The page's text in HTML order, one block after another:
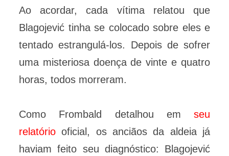
Ao acordar, cada vítima relatou que
Blagojević tinha se colocado sobre eles e
tentado estrangulá-los. Depois de sofrer
uma misteriosa doença de vinte e quatro
horas, todos morreram.
Como Frombald detalhou em seu
relatório oficial, os anciãos da aldeia já
haviam feito seu diagnóstico: Blagojević